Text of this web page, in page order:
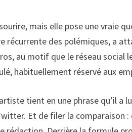
mais elle pose une vraie
récurrente des polémiques, a
au motif que le réseau
habituellement réservé aux
tient en une phrase qu’il
Et de filer la comparaison